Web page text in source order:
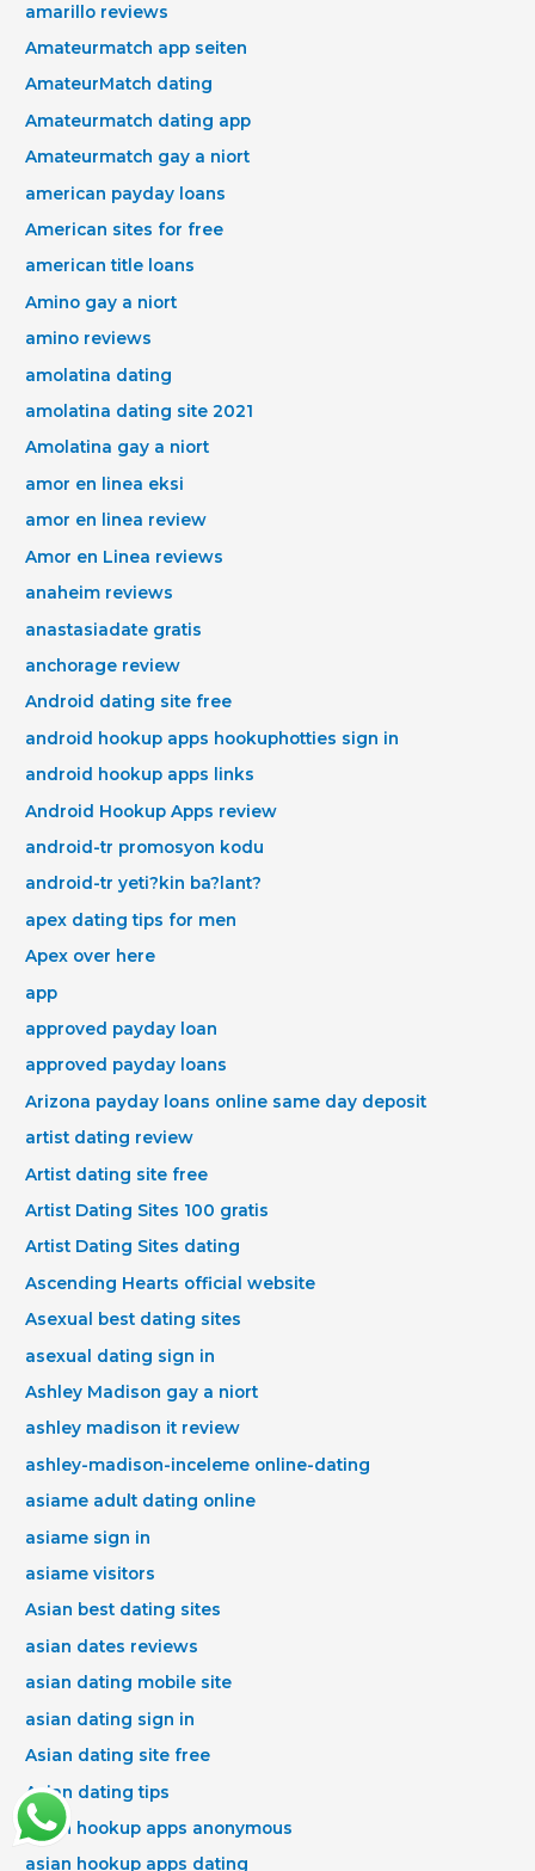
amarillo reviews
Amateurmatch app seiten
AmateurMatch dating
Amateurmatch dating app
Amateurmatch gay a niort
american payday loans
American sites for free
american title loans
Amino gay a niort
amino reviews
amolatina dating
amolatina dating site 2021
Amolatina gay a niort
amor en linea eksi
amor en linea review
Amor en Linea reviews
anaheim reviews
anastasiadate gratis
anchorage review
Android dating site free
android hookup apps hookuphotties sign in
android hookup apps links
Android Hookup Apps review
android-tr promosyon kodu
android-tr yeti?kin ba?lant?
apex dating tips for men
Apex over here
app
approved payday loan
approved payday loans
Arizona payday loans online same day deposit
artist dating review
Artist dating site free
Artist Dating Sites 100 gratis
Artist Dating Sites dating
Ascending Hearts official website
Asexual best dating sites
asexual dating sign in
Ashley Madison gay a niort
ashley madison it review
ashley-madison-inceleme online-dating
asiame adult dating online
asiame sign in
asiame visitors
Asian best dating sites
asian dates reviews
asian dating mobile site
asian dating sign in
Asian dating site free
Asian dating tips
asian hookup apps anonymous
asian hookup apps dating